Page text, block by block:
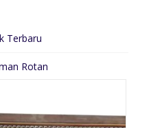
Terbaru
Rotan